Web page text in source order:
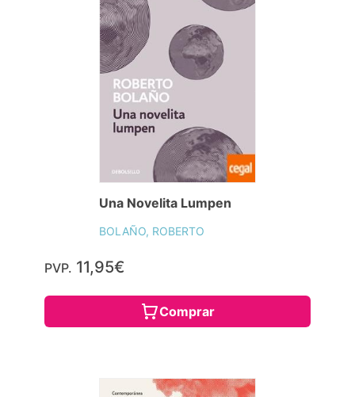
Una Novelita Lumpen
BOLAÑO, ROBERTO
PVP. 11,95€
Comprar